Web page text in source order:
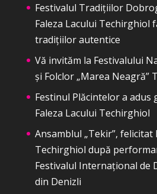
Festivalul Tradițiilor
Faleza Lacului Techirghiol
tradițiilor autentice
Vă invităm la Festivalului
și Folclor „Marea Neagră”
Festinul Plăcintelor a
Faleza Lacului Techirghiol
Ansamblul „Tekir”, felicitat
Techirghiol după
Festivalul Internațional de
din Denizli